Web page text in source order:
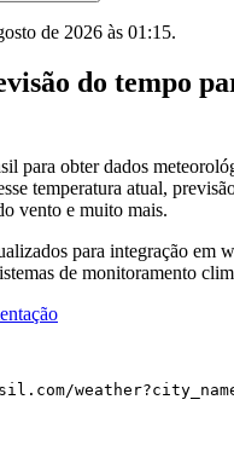
de 2026 às 01:15.
do tempo
para obter dados
temperatura atual,
vento e muito mais.
para integração em
de monitoramento
/weather?